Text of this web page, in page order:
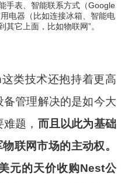
手表、智能联系方式（Google
电器（比如连接冰箱、智能电
它上面，比如物联网”。
类技术还抱持着更高
管理解决的是如今大
题， 而且以此为基础
联网市场的主动权。
元的天价收购Nest公